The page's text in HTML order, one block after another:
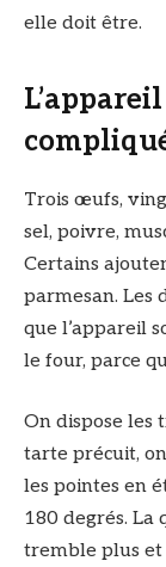
elle doit être.
Trois œufs,
sel, poivre,
Certains
parmesan. Les
que l’appareil
le four, parce
On dispose les
tarte précuit,
les pointes en
180 degrés. La
tremble plus et